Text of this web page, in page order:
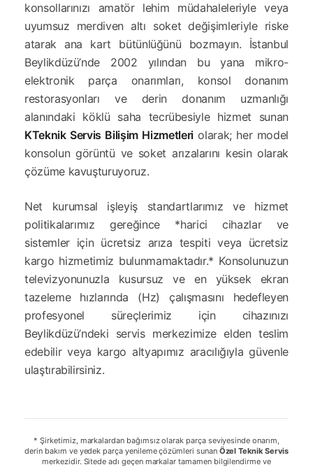
konsollarınızı amatör lehim müdahaleleriyle veya
uyumsuz merdiven altı soket değişimleriyle riske
atarak ana kart bütünlüğünü bozmayın. İstanbul
Beylikdüzü’nde 2002 yılından bu yana mikro-
elektronik parça onarımları, konsol donanım
restorasyonları ve derin donanım uzmanlığı
alanındaki köklü saha tecrübesiyle hizmet sunan
KTeknik Servis Bilişim Hizmetleriolarak; her model
konsolun görüntü ve soket arızalarını kesin olarak
çözüme kavuşturuyoruz.
Net kurumsal işleyiş standartlarımız ve hizmet
politikalarımız gereğince *harici cihazlar ve
sistemler için ücretsiz arıza tespiti veya ücretsiz
kargo hizmetimiz bulunmamaktadır.* Konsolunuzun
televizyonunuzla kusursuz ve en yüksek ekran
tazeleme hızlarında (Hz) çalışmasını hedefleyen
profesyonel süreçlerimiz için cihazınızı
Beylikdüzü’ndeki servis merkezimize elden teslim
edebilir veya kargo altyapımız aracılığıyla güvenle
ulaştırabilirsiniz.
* Şirketimiz, markalardan bağımsız olarak parça seviyesinde onarım,
derin bakım ve yedek parça yenileme çözümleri sunan Özel Teknik Servis
merkezidir. Sitede adı geçen markalar tamamen bilgilendirme ve